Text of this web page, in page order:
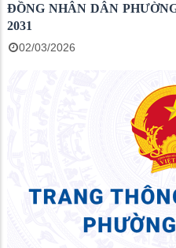
ĐỒNG NHÂN DÂN
2031
02/03/2026